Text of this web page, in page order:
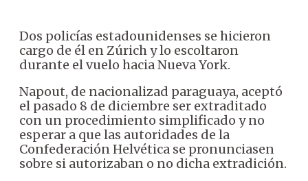
Dos policías estadounidenses se hicieron
cargo de él en Zúrich y lo escoltaron
durante el vuelo hacia Nueva York.
Napout, de nacionalizad paraguaya, aceptó
el pasado 8 de diciembre ser extraditado
con un procedimiento simplificado y no
esperar a que las autoridades de la
Confederación Helvética se pronunciasen
sobre si autorizaban o no dicha extradición.